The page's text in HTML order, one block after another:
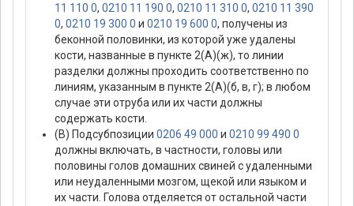
11 110 0, 0210 11 190 0, 0210 11 310 0, 0210 11 390
0, 0210 19 300 0 и 0210 19 600 0, получены из
беконной половинки, из которой уже удалены
кости, названные в пункте 2(А)(ж), то линии
разделки должны проходить соответственно по
линиям, указанным в пункте 2(А)(б, в, г); в любом
случае эти отруба или их части должны
содержать кости.
(В) Подсубпозиции 0206 49 000 и 0210 99 490 0
должны включать, в частности, головы или
половины голов домашних свиней с удаленными
или неудаленными мозгом, щекой или языком и
их части. Голова отделяется от остальной части